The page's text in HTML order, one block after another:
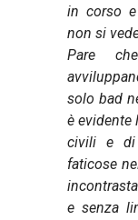
in corso
non si
Pare
solo bad
è evidente
civili e di
faticose
e senza